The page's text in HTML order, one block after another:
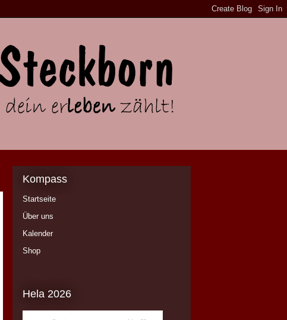
Kompass
Startseite
Über uns
Kalender
Shop
Hela 2026